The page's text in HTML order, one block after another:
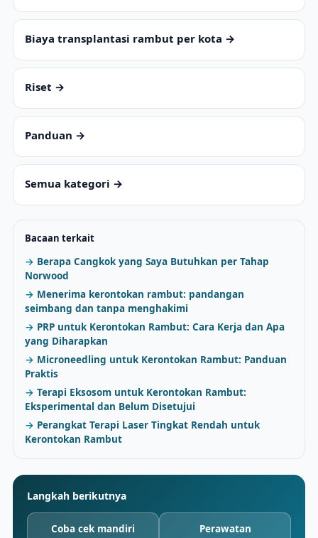
Biaya transplantasi rambut per kota →
Riset →
Panduan →
Semua kategori →
Bacaan terkait
Berapa Cangkok yang Saya Butuhkan per Tahap
Norwood
Menerima kerontokan rambut: pandangan
seimbang dan tanpa menghakimi
PRP untuk Kerontokan Rambut: Cara Kerja dan Apa
yang Diharapkan
Microneedling untuk Kerontokan Rambut: Panduan
Praktis
Terapi Eksosom untuk Kerontokan Rambut:
Eksperimental dan Belum Disetujui
Perangkat Terapi Laser Tingkat Rendah untuk
Kerontokan Rambut
Langkah berikutnya
Coba cek mandiri
Perawatan